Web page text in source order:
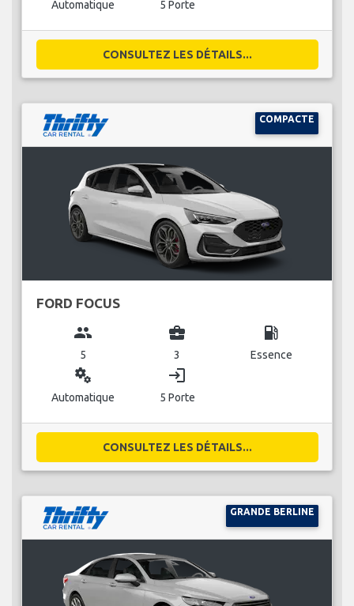
Automatique 5 Porte
CONSULTEZ LES DÉTAILS...
COMPACTE
FORD FOCUS
group
5
business_center
3
local_gas_station
Essence
miscellaneous_services
Automatique
login
5 Porte
CONSULTEZ LES DÉTAILS...
GRANDE BERLINE